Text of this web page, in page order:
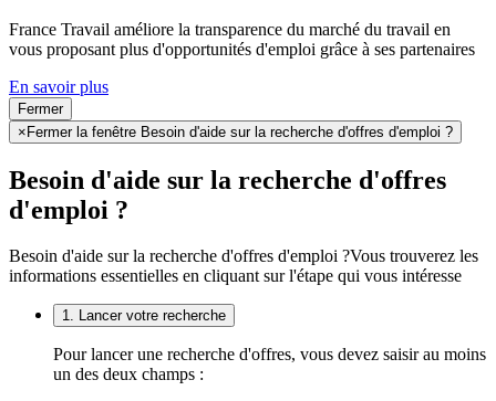
France Travail améliore la transparence du marché du travail en
vous proposant plus d'opportunités d'emploi grâce à ses partenaires
En savoir plus
Fermer
×Fermer la fenêtre Besoin d'aide sur la recherche d'offres d'emploi ?
Besoin d'aide sur la recherche d'offres
d'emploi ?
Besoin d'aide sur la recherche d'offres d'emploi ?Vous trouverez les
informations essentielles en cliquant sur l'étape qui vous intéresse
1. Lancer votre recherche
Pour lancer une recherche d'offres, vous devez saisir au moins
un des deux champs :